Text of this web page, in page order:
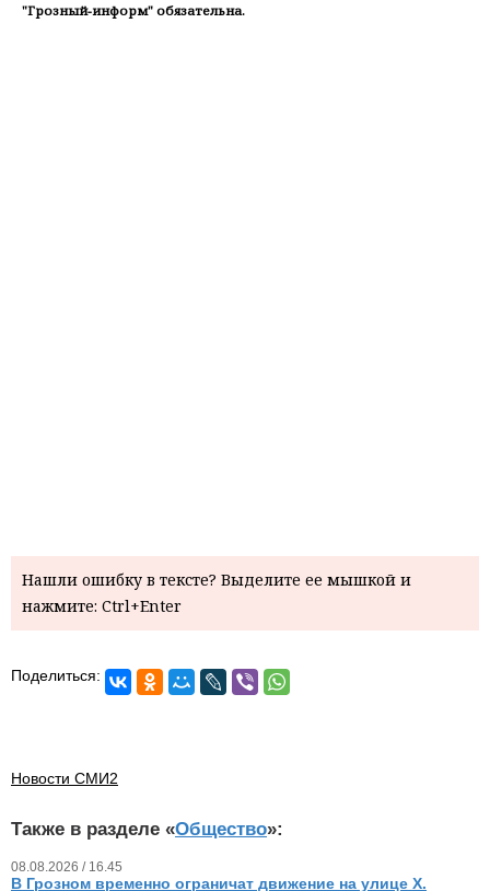
"Грозный-информ" обязательна.
Нашли ошибку в тексте? Выделите ее мышкой и
нажмите: Ctrl+Enter
Поделиться:
Новости СМИ2
Также в разделе «Общество»:
08.08.2026 / 16.45
В Грозном временно ограничат движение на улице Х.